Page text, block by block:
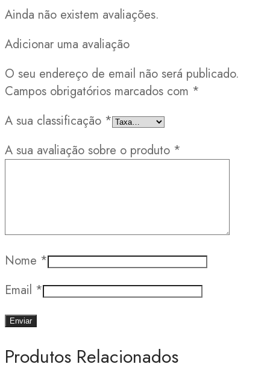
Ainda não existem avaliações.
Adicionar uma avaliação
O seu endereço de email não será publicado.
Campos obrigatórios marcados com *
A sua classificação *
A sua avaliação sobre o produto *
Nome *
Email *
Produtos Relacionados